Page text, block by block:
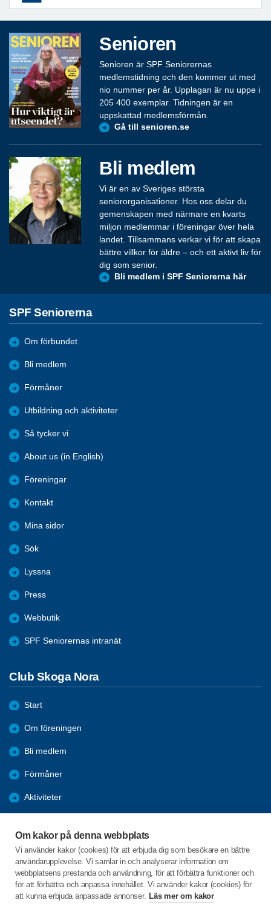
Om kakor på denna webbplats
Vi använder kakor (cookies) för att erbjuda dig som besökare en bättre
användarupplevelse. Vi samlar in och analyserar information om
webbplatsens prestanda och användning, för att förbättra funktioner och
för att förbättra och anpassa innehållet. Vi använder kakor (cookies) för
att kunna erbjuda anpassade annonser. Läs mer om kakor
Senioren
Senioren är SPF Seniorernas
medlemstidning och den kommer ut med
nio nummer per år. Upplagan är nu uppe i
205 400 exemplar. Tidningen är en
uppskattad medlemsförmån.
Gå till senioren.se
Bli medlem
Vi är en av Sveriges största
seniororganisationer. Hos oss delar du
gemenskapen med närmare en kvarts
miljon medlemmar i föreningar över hela
landet. Tillsammans verkar vi för att skapa
bättre villkor för äldre – och ett aktivt liv för
dig som senior.
Bli medlem i SPF Seniorerna här
SPF Seniorerna
Om förbundet
Bli medlem
Förmåner
Utbildning och aktiviteter
Så tycker vi
About us (in English)
Föreningar
Kontakt
Mina sidor
Sök
Lyssna
Press
Webbutik
SPF Seniorernas intranät
Club Skoga Nora
Start
Om föreningen
Bli medlem
Förmåner
Aktiviteter
Bildgalleri
Arkiv
C/o:Stig Theodorsson